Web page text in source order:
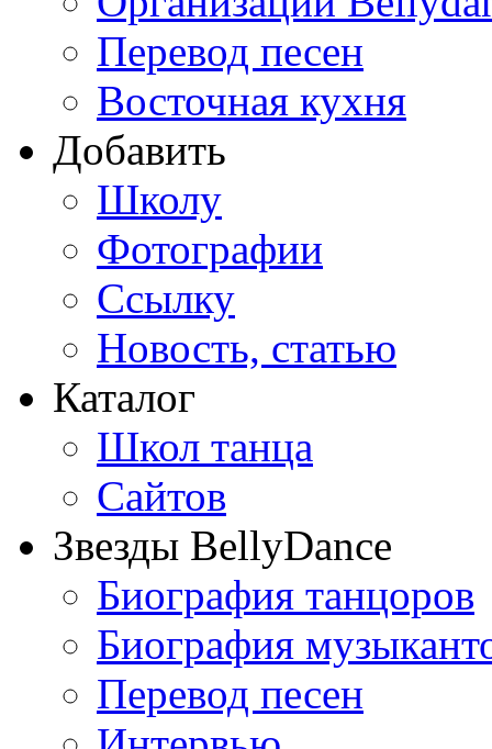
Перевод песен
Восточная кухня
Добавить
Школу
Фотографии
Ссылку
Новость, статью
Каталог
Школ танца
Сайтов
Звезды BellyDance
Биография танцоров
Биография
Перевод песен